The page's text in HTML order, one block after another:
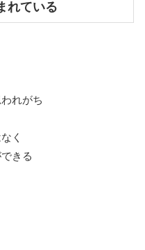
れている
れがち
く
きる